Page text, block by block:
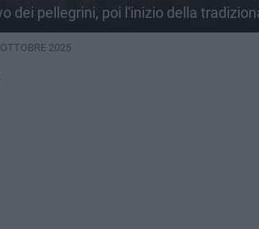
dei pellegrini, poi l'inizio della
2025